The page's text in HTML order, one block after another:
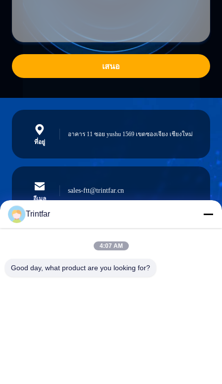
เสนอ
ที่อยู่
อาคาร 11 ซอย yushu 1569 เขตซองเจียง เชียงใหม่
อีเมล
sales-ftt@trintfar.cn
0086- 15216883036
Trintfar
4:07 AM
Good day, what product are you looking for?